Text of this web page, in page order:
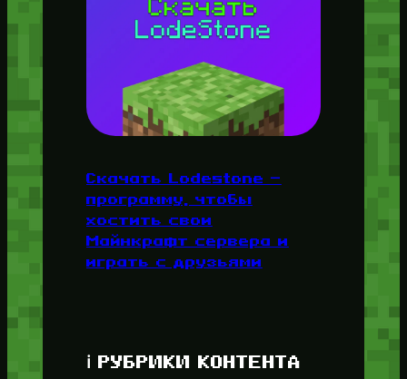
Скачать Lodestone —
программу, чтобы
хостить свои
Майнкрафт сервера и
играть с друзьями
ℹ️ РУБРИКИ КОНТЕНТА